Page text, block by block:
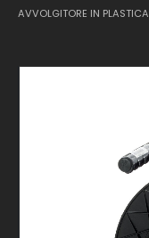
AVVOLGITORE IN PLASTICA